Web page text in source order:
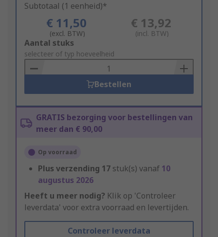
Subtotaal (1 eenheid)*
€ 11,50
(excl. BTW)
€ 13,92
(incl. BTW)
Add
to
Basket
Aantal stuks
selecteer of typ hoeveelheid
Bestellen
GRATIS bezorging voor bestellingen van
meer dan € 90,00
Op voorraad
Plus verzending 17 stuk(s) vanaf 10
augustus 2026
Heeft u meer nodig? Klik op 'Controleer
leverdata' voor extra voorraad en levertijden.
Controleer leverdata